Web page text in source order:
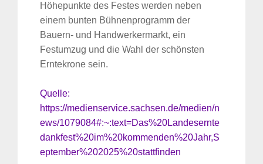
Höhepunkte des Festes werden neben
einem bunten Bühnenprogramm der
Bauern- und Handwerkermarkt, ein
Festumzug und die Wahl der schönsten
Erntekrone sein.
Quelle:
https://medienservice.sachsen.de/medien/n
ews/1079084#:~:text=Das%20Landesernte
dankfest%20im%20kommenden%20Jahr,S
eptember%202025%20stattfinden